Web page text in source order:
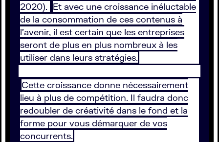
2020). Et avec une croissance inéluctable
de la consommation de ces contenus à
l’avenir, il est certain que les entreprises
seront de plus en plus nombreux à les
utiliser dans leurs stratégies.
Cette croissance donne nécessairement
lieu à plus de compétition. Il faudra donc
redoubler de créativité dans le fond et la
forme pour vous démarquer de vos
concurrents.